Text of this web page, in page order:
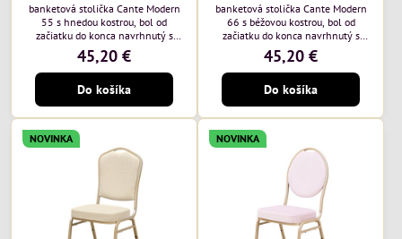
banketová stolička Cante Modern
55 s hnedou kostrou, bol od
začiatku do konca navrhnutý s
ohľadom na elegantné a
sofistikované priestory pre
pohostinstvá. Má hnedý rám a
medovo tónované čalúnenie Moss
48 od poľskej značky Davis –
medový odtieň s mäkkým
povrchom - je ideálna do svetlých
priestorov. Stolička kombinuje
klasický dizajn s modernou
funkčnosťou. Je odolná, pohodlná a
pripravená na...
45,20 €
Do košíka
banketová stolička Cante Modern
66 s béžovou kostrou, bol od
začiatku do konca navrhnutý s
ohľadom na elegantné a
sofistikované priestory pre
pohostinstvá. Má béžový rám a
čalúnenie Soro 02 od poľskej
značky Davis – béžová farba s
mäkkým povrchom je ideálna do
svetlých priestorov. Stolička
kombinuje klasický dizajn s
modernou funkčnosťou. Je odolná,
pohodlná a pripravená na
každodenné použitie...
45,20 €
Do košíka
NOVINKA NOVINKA